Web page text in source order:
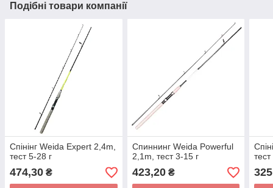
Подібні товари компанії
Спінінг Weida Expert 2,4m,
тест 5-28 г
474,30 ₴
Спиннинг Weida Powerful
2,1m, тест 3-15 г
423,20₴